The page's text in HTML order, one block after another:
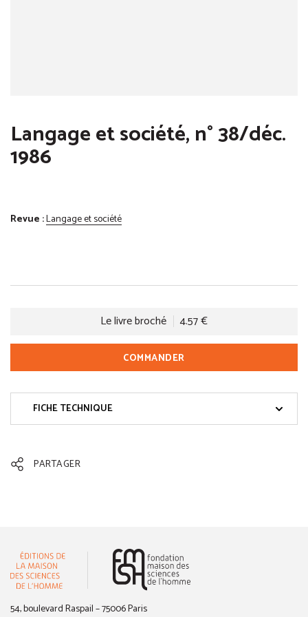
Langage et société, n° 38/déc.
1986
Revue :Langage et société
Le livre broché 4.57 €
COMMANDER
FICHE TECHNIQUE
PARTAGER
54, boulevard Raspail – 75006 Paris